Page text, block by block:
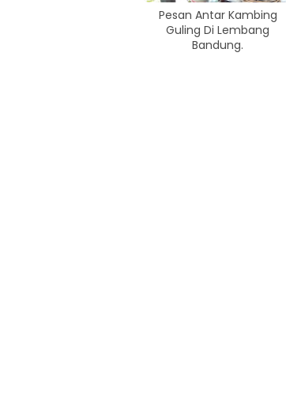
Pesan Antar Kambing
Guling Di Lembang
Bandung.